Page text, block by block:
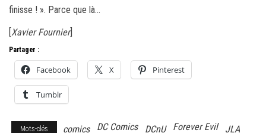
finisse ! ». Parce que là…
[Xavier Fournier]
Partager :
Facebook X Pinterest
Tumblr
Mots-clés comics DC Comics DCnU Forever Evil
JLA